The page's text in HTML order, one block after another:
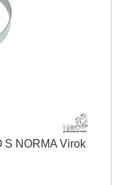
S NORMA Virok